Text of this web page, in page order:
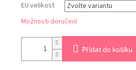
EU velikost
Možnosti doručení
Přidat do košíku